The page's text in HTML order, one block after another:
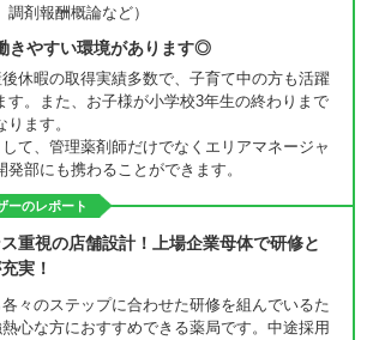
剤報酬概論など）
きやすい環境があります◎
休暇の取得実績多数で、子育て中の方も活躍
す。また、お子様が小学校3年生の終わりまで
ます。
て、管理薬剤師だけでなくエリアマネージャ
部にも携わることができます。
ーのレポート
重視の店舗設計！上場企業母体で研修と
実！
各々のステップに合わせた研修を組んでいるた
心な方におすすめできる薬局です。中途採用